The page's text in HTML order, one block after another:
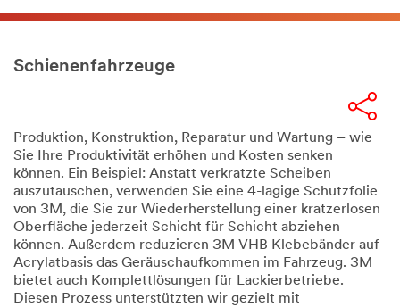
Schienenfahrzeuge
Produktion, Konstruktion, Reparatur und Wartung – wie
Sie Ihre Produktivität erhöhen und Kosten senken
können. Ein Beispiel: Anstatt verkratzte Scheiben
auszutauschen, verwenden Sie eine 4-lagige Schutzfolie
von 3M, die Sie zur Wiederherstellung einer kratzerlosen
Oberfläche jederzeit Schicht für Schicht abziehen
können. Außerdem reduzieren 3M VHB Klebebänder auf
Acrylatbasis das Geräuschaufkommen im Fahrzeug. 3M
bietet auch Komplettlösungen für Lackierbetriebe.
Diesen Prozess unterstützten wir gezielt mit